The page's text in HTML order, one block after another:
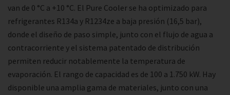
van de 0 °C a +10 °C. El Pure Cooler se ha optimizado para
refrigerantes R134a y R1234ze a baja presión (16,5 bar),
donde el diseño de paso simple, junto con el flujo de agua a
contracorriente y el sistema patentado de distribución
permiten reducir notablemente la temperatura de
evaporación. El rango de capacidad es de 100 a 1.750 kW. Hay
disponible una amplia gama de materiales, junto con una